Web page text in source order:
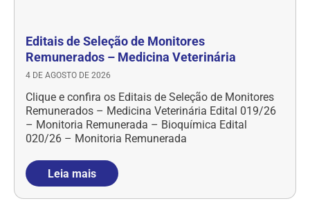
Editais de Seleção de Monitores
Remunerados – Medicina Veterinária
4 DE AGOSTO DE 2026
Clique e confira os Editais de Seleção de Monitores
Remunerados – Medicina Veterinária Edital 019/26
– Monitoria Remunerada – Bioquímica Edital
020/26 – Monitoria Remunerada
Leia mais